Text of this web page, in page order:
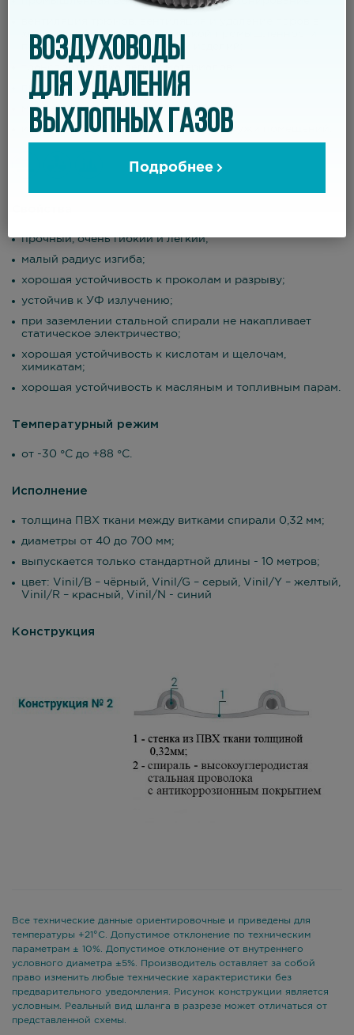
химической и фармацевтической промышленности,
производстве пластмассовых изделий;
пылеотсос;
масляные испарения, сварочный дым;
использование как внутри, так и снаружи помещений.
прочный, очень гибкий и легкий;
малый радиус изгиба;
хорошая устойчивость к проколам и разрыву;
устойчив к УФ излучению;
при заземлении стальной спирали не накапливает
статическое электричество;
хорошая устойчивость к кислотам и щелочам,
химикатам;
хорошая устойчивость к масляным и топливным парам.
Температурный режим
от -30 °С до +88 °С.
Исполнение
толщина ПВХ ткани между витками спирали 0,32 мм;
диаметры от 40 до 700 мм;
выпускается только стандартной длины - 10 метров;
цвет: Vinil/B – чёрный, Vinil/G – серый, Vinil/Y – желтый,
Vinil/R – красный, Vinil/N - синий
Конструкция
Все технические данные ориентировочные и приведены для
температуры +21°С. Допустимое отклонение по техническим
параметрам ± 10%. Допустимое отклонение от внутреннего
условного диаметра ±5%. Производитель оставляет за собой
право изменить любые технические характеристики без
предварительного уведомления. Рисунок конструкции является
условным. Реальный вид шланга в разрезе может отличаться от
представленной схемы.
ВОЗДУХОВОДЫ
ДЛЯ УДАЛЕНИЯ
ВЫХЛОПНЫХ ГАЗОВ
Подробнее